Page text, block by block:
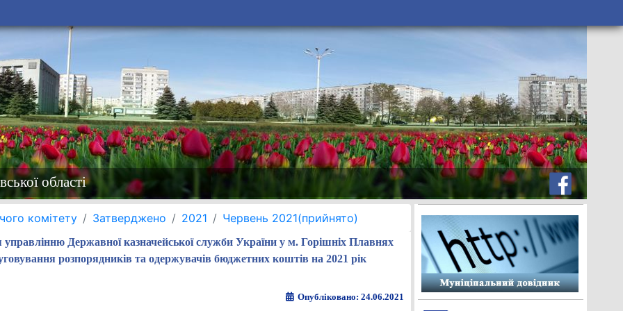
області
комітету Затверджено 2021 Червень 2021(прийнято)
Державної казначейської служби України у м. Горішніх Плавнях
розпорядників та одержувачів бюджетних коштів на 2021 рік
Опубліковано: 24.06.2021